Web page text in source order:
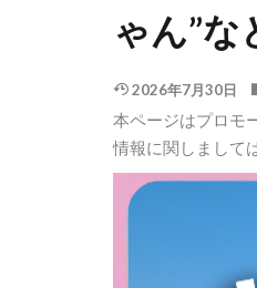
ゃん”な
2026年7月30日
本ページはプロモ
情報に関しまして